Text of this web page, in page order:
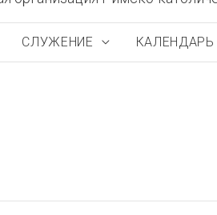
СЛУЖЕНИЕ КАЛЕНДАРЬ